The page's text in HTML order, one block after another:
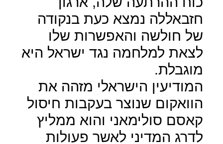
חזבאללה נמצא כעת בנקודה
של חולשה והאפשרות שלו
לצאת למלחמה נגד ישראל היא
מוגבלת.
המודיעין הישראלי מזהה את
הוואקום שנוצר בעקבות חיסול
קאסם סולימאני והוא ממליץ
לדרג המדיני לאשר פעולות